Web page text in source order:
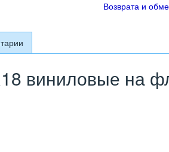
Возврата и
виниловые на